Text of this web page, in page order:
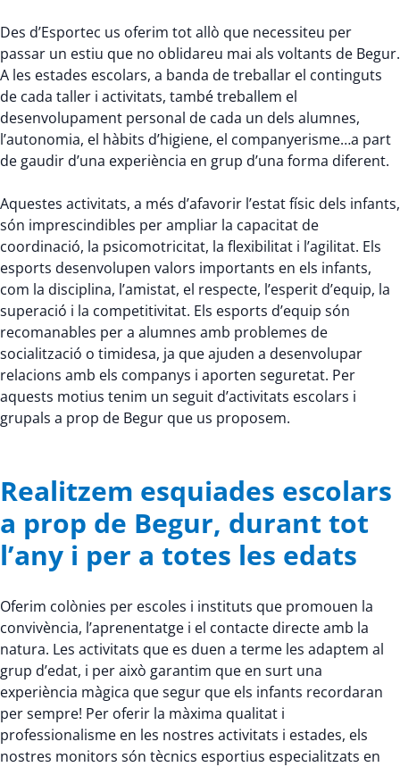
Des d’Esportec us oferim tot allò que necessiteu per
passar un estiu que no oblidareu mai als voltants de Begur.
A les estades escolars, a banda de treballar el continguts
de cada taller i activitats, també treballem el
desenvolupament personal de cada un dels alumnes,
l’autonomia, el hàbits d’higiene, el companyerisme…a part
de gaudir d’una experiència en grup d’una forma diferent.
Aquestes activitats, a més d’afavorir l’estat físic dels infants,
són imprescindibles per ampliar la capacitat de
coordinació, la psicomotricitat, la flexibilitat i l’agilitat. Els
esports desenvolupen valors importants en els infants,
com la disciplina, l’amistat, el respecte, l’esperit d’equip, la
superació i la competitivitat. Els esports d’equip són
recomanables per a alumnes amb problemes de
socialització o timidesa, ja que ajuden a desenvolupar
relacions amb els companys i aporten seguretat. Per
aquests motius tenim un seguit d’activitats escolars i
grupals a prop de Begur que us proposem.
Realitzem esquiades escolars
a prop de Begur, durant tot
l’any i per a totes les edats
Oferim colònies per escoles i instituts que promouen la
convivència, l’aprenentatge i el contacte directe amb la
natura. Les activitats que es duen a terme les adaptem al
grup d’edat, i per això garantim que en surt una
experiència màgica que segur que els infants recordaran
per sempre! Per oferir la màxima qualitat i
professionalisme en les nostres activitats i estades, els
nostres monitors són tècnics esportius especialitzats en